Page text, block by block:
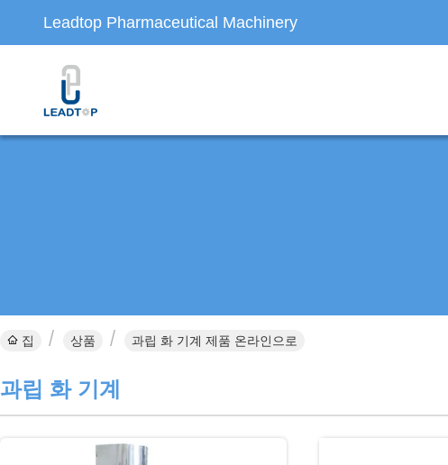
Leadtop Pharmaceutical Machinery
집 상품 과립 화 기계 제품 온라인으로
과립 화 기계